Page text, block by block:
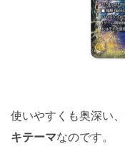
使いやすくも奥深い、
キテーマなのです。